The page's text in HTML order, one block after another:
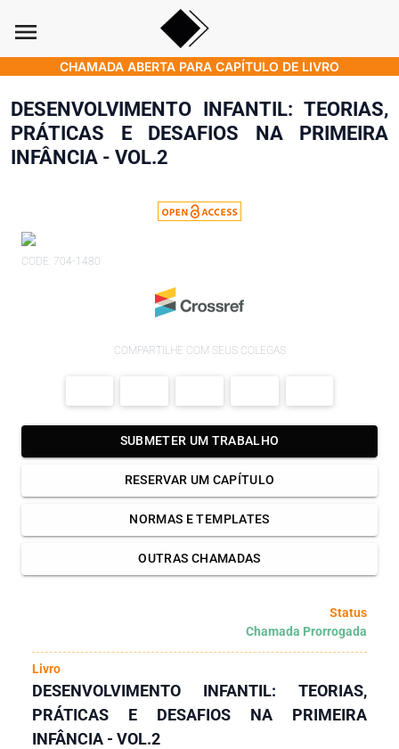
menu
CHAMADA ABERTA PARA CAPÍTULO DE LIVRO
DESENVOLVIMENTO INFANTIL: TEORIAS,
PRÁTICAS E DESAFIOS NA PRIMEIRA
INFÂNCIA - VOL.2
CODE: 704-1480
COMPARTILHE COM SEUS COLEGAS
SUBMETER UM TRABALHO
RESERVAR UM CAPÍTULO
NORMAS E TEMPLATES
OUTRAS CHAMADAS
Status
Chamada Prorrogada
Livro
DESENVOLVIMENTO INFANTIL: TEORIAS,
PRÁTICAS E DESAFIOS NA PRIMEIRA
INFÂNCIA - VOL.2